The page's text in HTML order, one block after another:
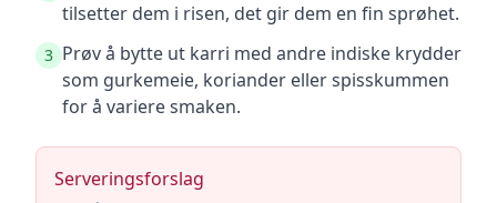
tilsetter dem i risen, det gir dem en fin sprøhet.
3 Prøv å bytte ut karri med andre indiske krydder
som gurkemeie, koriander eller spisskummen
for å variere smaken.
Serveringsforslag